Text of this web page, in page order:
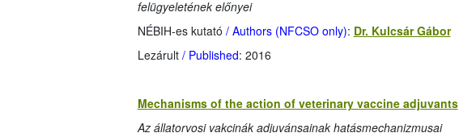
felügyeletének előnyei
NÉBIH-es kutató / Authors (NFCSO only): Dr. Kulcsár Gábor
Lezárult / Published: 2016
Mechanisms of the action of veterinary vaccine adjuvants
Az állatorvosi vakcinák adjuvánsainak hatásmechanizmusai